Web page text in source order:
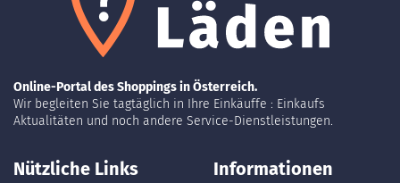
Online-Portal des Shoppings in Österreich.
Wir begleiten Sie tagtäglich in Ihre Einkäuffe : Einkaufs
Aktualitäten und noch andere Service-Dienstleistungen.
Nützliche Links Informationen